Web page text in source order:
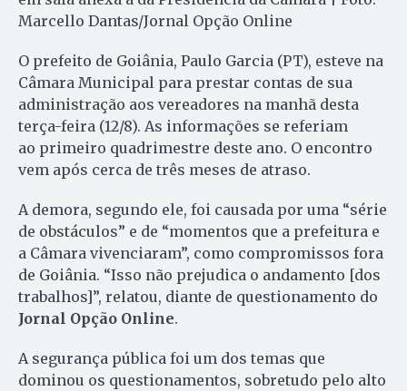
Marcello Dantas/Jornal Opção Online
O prefeito de Goiânia, Paulo Garcia (PT), esteve na
Câmara Municipal para prestar contas de sua
administração aos vereadores na manhã desta
terça-feira (12/8). As informações se referiam
ao primeiro quadrimestre deste ano. O encontro
vem após cerca de três meses de atraso.
A demora, segundo ele, foi causada por uma “série
de obstáculos” e de “momentos que a prefeitura e
a Câmara vivenciaram”, como compromissos fora
de Goiânia. “Isso não prejudica o andamento [dos
trabalhos]”, relatou, diante de questionamento do
Jornal Opção Online.
A segurança pública foi um dos temas que
dominou os questionamentos, sobretudo pelo alto